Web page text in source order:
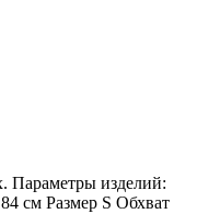
Параметры изделий:
см Размер S Обхват